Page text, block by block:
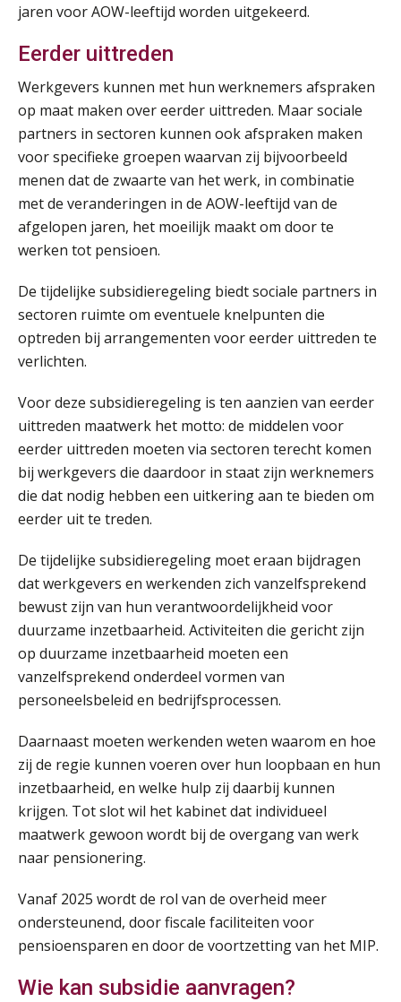
jaren voor AOW-leeftijd worden uitgekeerd.
Eerder uittreden
Werkgevers kunnen met hun werknemers afspraken
op maat maken over eerder uittreden. Maar sociale
partners in sectoren kunnen ook afspraken maken
voor specifieke groepen waarvan zij bijvoorbeeld
menen dat de zwaarte van het werk, in combinatie
met de veranderingen in de AOW-leeftijd van de
afgelopen jaren, het moeilijk maakt om door te
werken tot pensioen.
De tijdelijke subsidieregeling biedt sociale partners in
sectoren ruimte om eventuele knelpunten die
optreden bij arrangementen voor eerder uittreden te
verlichten.
Voor deze subsidieregeling is ten aanzien van eerder
uittreden maatwerk het motto: de middelen voor
eerder uittreden moeten via sectoren terecht komen
bij werkgevers die daardoor in staat zijn werknemers
die dat nodig hebben een uitkering aan te bieden om
eerder uit te treden.
De tijdelijke subsidieregeling moet eraan bijdragen
dat werkgevers en werkenden zich vanzelfsprekend
bewust zijn van hun verantwoordelijkheid voor
duurzame inzetbaarheid. Activiteiten die gericht zijn
op duurzame inzetbaarheid moeten een
vanzelfsprekend onderdeel vormen van
personeelsbeleid en bedrijfsprocessen.
Daarnaast moeten werkenden weten waarom en hoe
zij de regie kunnen voeren over hun loopbaan en hun
inzetbaarheid, en welke hulp zij daarbij kunnen
krijgen. Tot slot wil het kabinet dat individueel
maatwerk gewoon wordt bij de overgang van werk
naar pensionering.
Vanaf 2025 wordt de rol van de overheid meer
ondersteunend, door fiscale faciliteiten voor
pensioensparen en door de voortzetting van het MIP.
Wie kan subsidie aanvragen?
AUG
Markus Verbeek Praehep
AUG
MOCuitgevers
25
AUG
Summercourse: Kiezen en loslaten & een mindset die kansen ziet en vertrouwen geeft
MOCuitgevers
AUG
Summercourse: Een mindset die kansen ziet en vertrouwen geeft
MOCuitgevers
25
AUG
Summercourse: Kiezen wat bij je past, loslaten wat je niet verder helpt
MOCuitgevers
25
25
AUG
Online Opleiding Praktijkdiploma Loonadministratie (PDL)
MOCuitgevers
25
AUG
Summercourse Internationaal/grensoverschrijdend werken
MOCuitgevers
26
AUG
Opfriscursus PDL (NIRPA PE)
Markus Verbeek Praehep
26
AUG
MOCuitgevers
28
AUG
Online Vakopleiding Payroll Services (VPS)
MOCuitgevers
28
Opfriscursus VPS (NIRPA PE)
31
AUG
Praktijkdiploma Loonadministratie (PDL®)
Markus Verbeek Praehep